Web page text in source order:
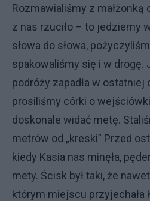
Rozmawialiśmy z
z nas rzuciło – to jedziemy
słowa do słowa,
spakowaliśmy się i w drogę.
podróży zapadła w ostatniej
prosiliśmy córki o
doskonale widać metę.
metrów od „kreski” Przed
kiedy Kasia nas minęła,
mety. Ścisk był taki, że
którym miejscu przyjechała